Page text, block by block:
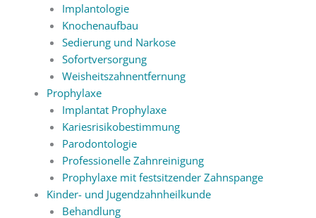
Implantologie
Knochenaufbau
Sedierung und Narkose
Sofortversorgung
Weisheitszahnentfernung
Prophylaxe
Implantat Prophylaxe
Kariesrisikobestimmung
Parodontologie
Professionelle Zahnreinigung
Prophylaxe mit festsitzender Zahnspange
Kinder- und Jugendzahnheilkunde
Behandlung